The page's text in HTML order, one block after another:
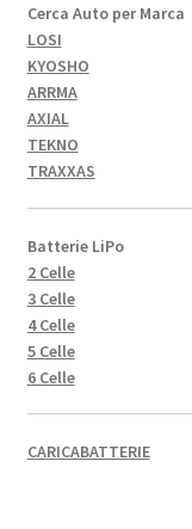
Cerca Auto per Marca
LOSI
KYOSHO
ARRMA
AXIAL
TEKNO
TRAXXAS
Batterie LiPo
2 Celle
3 Celle
4 Celle
5 Celle
6 Celle
CARICABATTERIE